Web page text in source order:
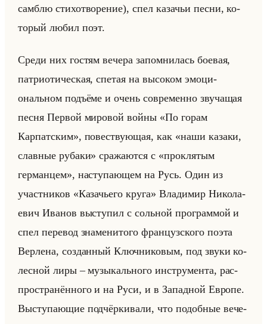
самблю сти­хо­тво­ре­ние), спел ка­за­чьи песни, ко­
то­рый любил поэт.
Среди них го­стям ве­че­ра за­пом­ни­лась бо­евая,
пат­ри­оти­че­ская, спе­тая на вы­со­ком эмо­ци­
ональном подъёме и очень со­вре­мен­но зву­ча­щая
песня Пер­вой ми­ро­вой войны «По горам
Карпатским», по­вест­ву­ющая, как «наши казаки,
славные рубаки» сра­жа­ют­ся с «проклятым
германцем», на­сту­па­ющем на Русь. Один из
участ­ни­ков «Казачьего круга» Вла­ди­мир Ни­ко­ла­
евич Ива­нов вы­сту­пил с сольной про­грам­мой и
спел пе­ре­вод зна­ме­ни­то­го фран­цуз­ско­го поэта
Вер­ле­на, со­здан­ный Ключ­ни­ко­вым, под звуки ко­
лес­ной лиры – му­зы­кально­го ин­стру­мен­та, рас­
про­стра­нён­но­го и на Руси, и в За­пад­ной Ев­ро­пе.
Вы­сту­па­ющие под­чёр­ки­ва­ли, что по­доб­ные ве­че­